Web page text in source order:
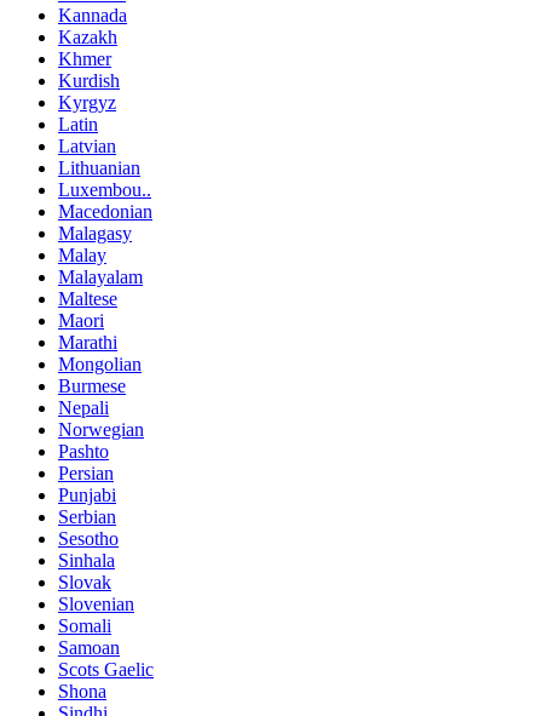
Kannada
Kazakh
Khmer
Kurdish
Kyrgyz
Latin
Latvian
Lithuanian
Luxembou..
Macedonian
Malagasy
Malay
Malayalam
Maltese
Maori
Marathi
Mongolian
Burmese
Nepali
Norwegian
Pashto
Persian
Punjabi
Serbian
Sesotho
Sinhala
Slovak
Slovenian
Somali
Samoan
Scots Gaelic
Shona